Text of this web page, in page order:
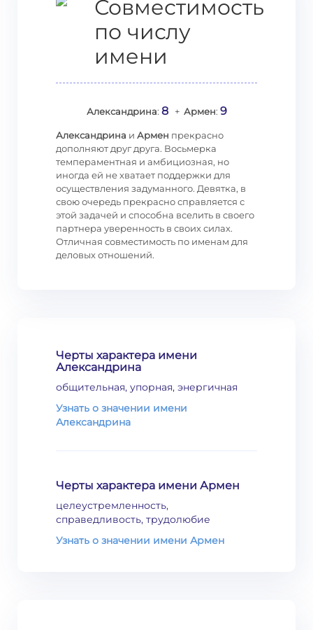
Совместимость
по числу
имени
Александрина: 8+ Армен: 9
Александрина и Армен прекрасно
дополняют друг друга. Восьмерка
темпераментная и амбициозная, но
иногда ей не хватает поддержки для
осуществления задуманного. Девятка, в
свою очередь прекрасно справляется с
этой задачей и способна вселить в своего
партнера уверенность в своих силах.
Отличная совместимость по именам для
деловых отношений.
Черты характера имени
Александрина
общительная, упорная, энергичная
Узнать о значении имени
Александрина
Черты характера имени Армен
целеустремленность,
справедливость, трудолюбие
Узнать о значении имени Армен